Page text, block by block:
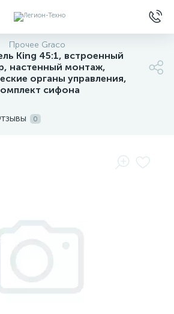
Прочее Graco
King 45:1, встроенный
настенный монтаж,
органы управления,
сифона
0